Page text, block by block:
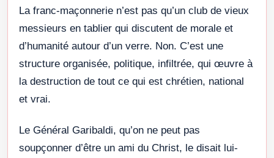
La franc-maçonnerie n’est pas qu’un club de vieux
messieurs en tablier qui discutent de morale et
d’humanité autour d’un verre. Non. C’est une
structure organisée, politique, infiltrée, qui œuvre à
la destruction de tout ce qui est chrétien, national
et vrai.
Le Général Garibaldi, qu’on ne peut pas
soupçonner d’être un ami du Christ, le disait lui-